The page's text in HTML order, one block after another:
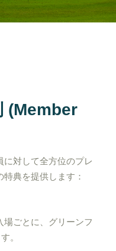
(Member
対して全方位のプレ
典を提供します：
場ごとに、グリーンフ
。